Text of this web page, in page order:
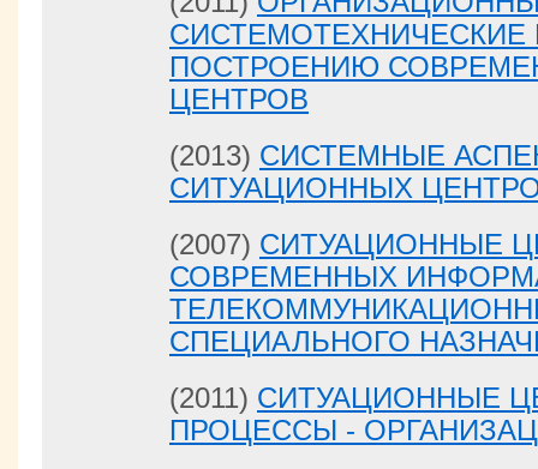
СИСТЕМОТЕХНИЧЕСКИЕ
ПОСТРОЕНИЮ
ЦЕНТРОВ
(2013) СИСТЕМНЫЕ
СИТУАЦИОННЫХ
(2007) СИТУАЦИОННЫЕ
СОВРЕМЕННЫХ
СПЕЦИАЛЬНОГО
(2011) СИТУАЦИОННЫЕ
ПРОЦЕССЫ -